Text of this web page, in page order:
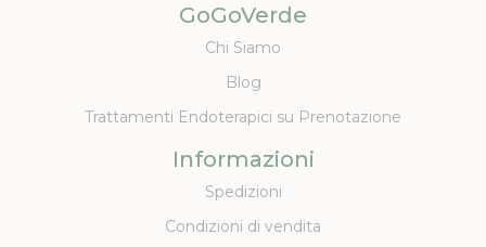
GoGoVerde
Chi Siamo
Blog
Trattamenti Endoterapici su Prenotazione
Informazioni
Spedizioni
Condizioni di vendita